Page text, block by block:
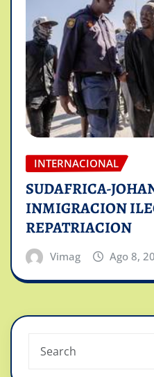
INTERNACIONAL
SUDAFRICA-
INMIGRACION
REPATRIACION
Vimag Ago 8,